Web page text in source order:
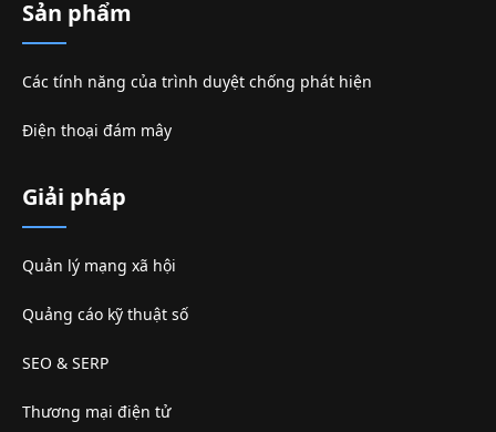
Sản phẩm
Các tính năng của trình duyệt chống phát hiện
Điện thoại đám mây
Giải pháp
Quản lý mạng xã hội
Quảng cáo kỹ thuật số
SEO & SERP
Thương mại điện tử